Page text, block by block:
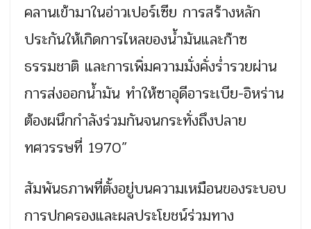
คลานเข้ามาในอ่าวเปอร์เซีย การสร้างหลัก
ประกันให้เกิดการไหลของน้ำมันและก๊าซ
ธรรมชาติ และการเพิ่มความมั่งคั่งร่ำรวยผ่าน
การส่งออกน้ำมัน ทำให้ซาอุดีอาระเบีย-อิหร่าน
ต้องผนึกกำลังร่วมกันจนกระทั่งถึงปลาย
ทศวรรษที่ 1970”
สัมพันธภาพที่ตั้งอยู่บนความเหมือนของระบอบ
การปกครองและผลประโยชน์ร่วมทาง